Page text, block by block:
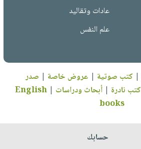
عادات وتقاليد
علم النفس
| كتب صوتية | عروض خاصة | صدر
كتب نادرة |أبحاث ودراسات |
English
books
حسابك